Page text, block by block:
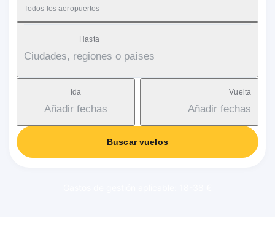
Todos los aeropuertos
Hasta
Ciudades, regiones o países
Ida
Añadir fechas
Vuelta
Añadir fechas
Buscar vuelos